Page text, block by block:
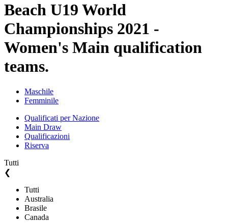
Beach U19 World
Championships 2021 -
Women's Main qualification
teams.
Maschile
Femminile
Qualificati per Nazione
Main Draw
Qualificazioni
Riserva
Tutti
❮
Tutti
Australia
Brasile
Canada